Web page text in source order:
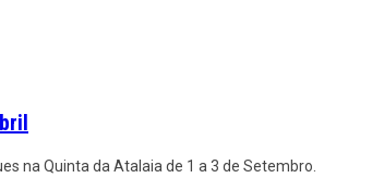
na Quinta da Atalaia de 1 a 3 de Setembro.